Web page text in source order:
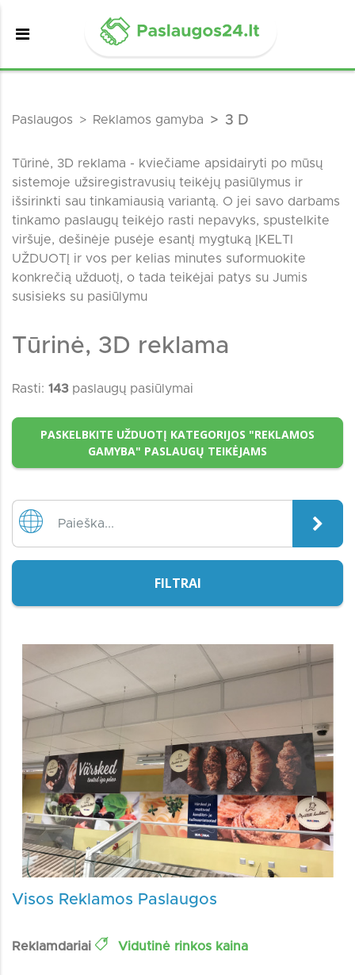
Paslaugos Reklamos gamyba 3 D
Tūrinė, 3D reklama - kviečiame apsidairyti po mūsų
sistemoje užsiregistravusių teikėjų pasiūlymus ir
išsirinkti sau tinkamiausią variantą. O jei savo darbams
tinkamo paslaugų teikėjo rasti nepavyks, spustelkite
viršuje, dešinėje pusėje esantį mygtuką ĮKELTI
UŽDUOTĮ ir vos per kelias minutes suformuokite
konkrečią užduotį, o tada teikėjai patys su Jumis
susisieks su pasiūlymu
Tūrinė, 3D reklama
Rasti: 143paslaugų pasiūlymai
PASKELBKITE UŽDUOTĮ KATEGORIJOS "REKLAMOS
GAMYBA" PASLAUGŲ TEIKĖJAMS
FILTRAI
Visos Reklamos Paslaugos
Reklamdariai Vidutinė rinkos kaina